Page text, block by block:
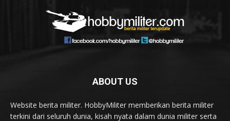
ABOUT US
Website berita militer. HobbyMiliter memberikan berita militer
terkini dari seluruh dunia, kisah nyata dalam dunia militer serta